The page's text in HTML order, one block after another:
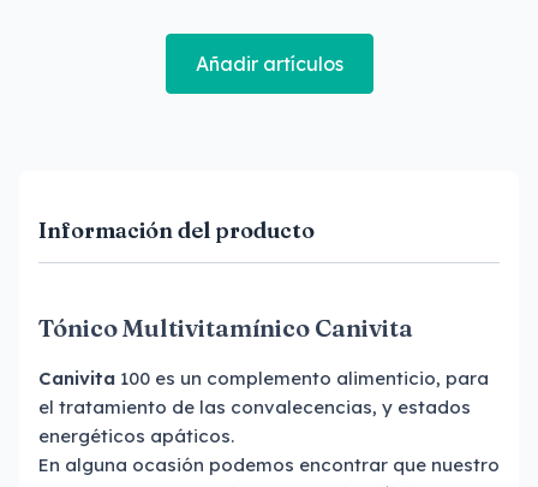
Añadir artículos
Información del producto
Tónico Multivitamínico Canivita
Canivita 100 es un complemento alimenticio, para
el tratamiento de las convalecencias, y estados
energéticos apáticos.
En alguna ocasión podemos encontrar que nuestro